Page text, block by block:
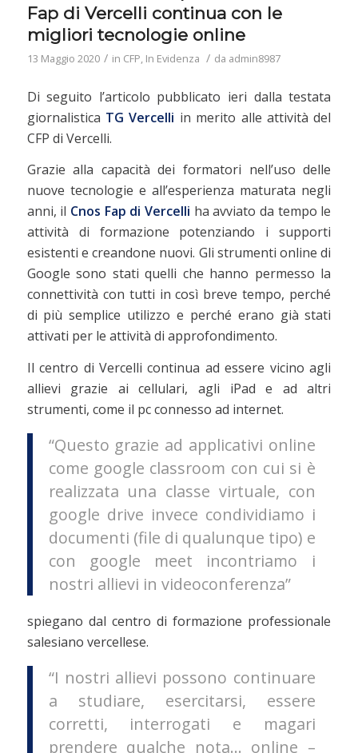
Fap di Vercelli continua con le
migliori tecnologie online
13 Maggio 2020 / in CFP, In Evidenza / da admin8987
Di seguito l’articolo pubblicato ieri dalla testata
giornalistica TG Vercelli in merito alle attività del
CFP di Vercelli.
Grazie alla capacità dei formatori nell’uso delle
nuove tecnologie e all’esperienza maturata negli
anni, il Cnos Fap di Vercelli ha avviato da tempo le
attività di formazione potenziando i supporti
esistenti e creandone nuovi. Gli strumenti online di
Google sono stati quelli che hanno permesso la
connettività con tutti in così breve tempo, perché
di più semplice utilizzo e perché erano già stati
attivati per le attività di approfondimento.
Il centro di Vercelli continua ad essere vicino agli
allievi grazie ai cellulari, agli iPad e ad altri
strumenti, come il pc connesso ad internet.
“Questo grazie ad applicativi online
come google classroom con cui si è
realizzata una classe virtuale, con
google drive invece condividiamo i
documenti (file di qualunque tipo) e
con google meet incontriamo i
nostri allievi in videoconferenza”
spiegano dal centro di formazione professionale
salesiano vercellese.
“I nostri allievi possono continuare
a studiare, esercitarsi, essere
corretti, interrogati e magari
prendere qualche nota… online –